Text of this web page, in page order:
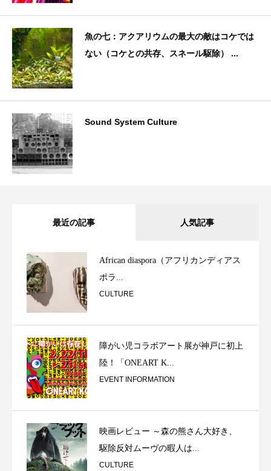
魚の七：アクアリウムの最大の敵はコケでは
ない（コケとの共存、スネール駆除） ...
Sound System Culture
最近の記事 人気記事
African diaspora（アフリカンディアス
ポラ...
CULTURE
障がい児コラボアート展が神戸に初上
陸！「ONEART K...
EVENT INFORMATION
映画レビュー ～森の熊さん大好き、
駆除反対ムーヴの暇人は...
CULTURE